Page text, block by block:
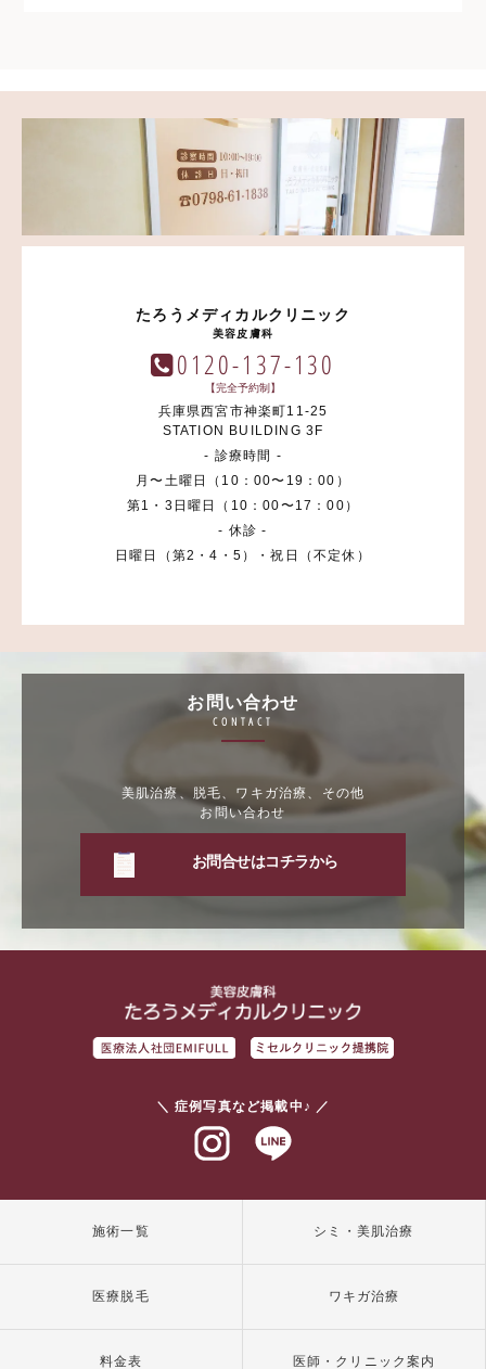
たろうメディカルクリニック
美容皮膚科
0120-137-130
【完全予約制】
兵庫県西宮市神楽町11-25
STATION BUILDING 3F
- 診療時間 -
月〜土曜日（10：00〜19：00）
第1・3日曜日（10：00〜17：00）
- 休診 -
日曜日（第2・4・5）・祝日（不定休）
お問い合わせ
CONTACT
美肌治療、脱毛、ワキガ治療、その他
お問い合わせ
お問合せはコチラから
＼ 症例写真など掲載中♪ ／
インスタグラム
施術一覧 シミ・美肌治療
医療脱毛 ワキガ治療
料金表 医師・クリニック案内